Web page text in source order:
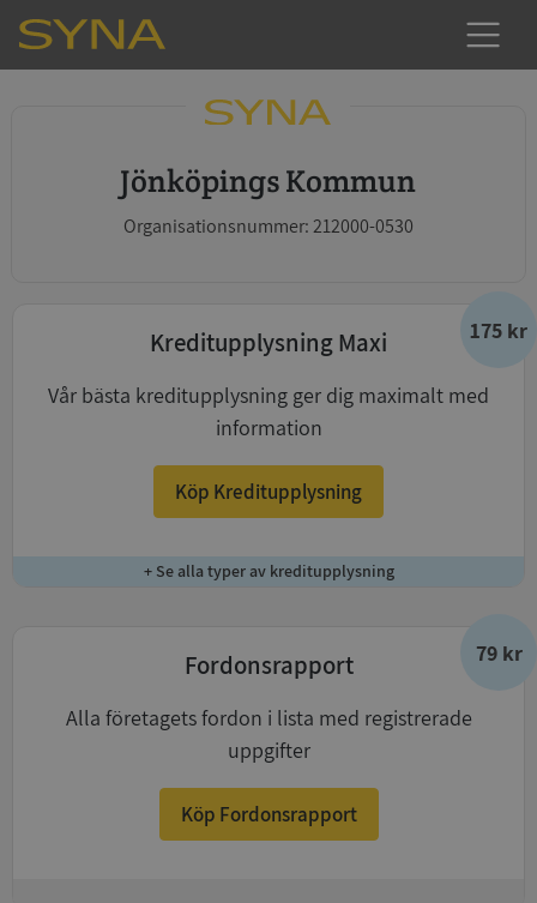
Jönköpings Kommun
Organisationsnummer: 212000-0530
175 kr
Kreditupplysning Maxi
Vår bästa kreditupplysning ger dig maximalt med
information
Köp Kreditupplysning
+ Se alla typer av kreditupplysning
79 kr
Fordonsrapport
Alla företagets fordon i lista med registrerade
uppgifter
Köp Fordonsrapport